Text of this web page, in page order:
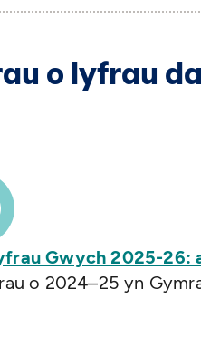
o lyfrau
Gwych 2025-26:
o 2024–25 yn